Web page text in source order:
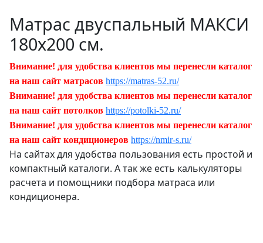
Матрас двуспальный МАКСИ
180х200 см.
Внимание! для удобства клиентов мы перенесли каталог
на наш сайт матрасов https://matras-52.ru/
Внимание! для удобства клиентов мы перенесли каталог
на наш сайт потолков https://potolki-52.ru/
Внимание! для удобства клиентов мы перенесли каталог
на наш сайт кондиционеров https://nmir-s.ru/
На сайтах для удобства пользования есть простой и
компактный каталоги. А так же есть калькуляторы
расчета и помощники подбора матраса или
кондиционера.